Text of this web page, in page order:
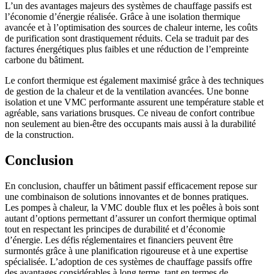
L’un des avantages majeurs des systèmes de chauffage passifs est
l’économie d’énergie réalisée. Grâce à une isolation thermique
avancée et à l’optimisation des sources de chaleur interne, les coûts
de purification sont drastiquement réduits. Cela se traduit par des
factures énergétiques plus faibles et une réduction de l’empreinte
carbone du bâtiment.
Le confort thermique est également maximisé grâce à des techniques
de gestion de la chaleur et de la ventilation avancées. Une bonne
isolation et une VMC performante assurent une température stable et
agréable, sans variations brusques. Ce niveau de confort contribue
non seulement au bien-être des occupants mais aussi à la durabilité
de la construction.
Conclusion
En conclusion, chauffer un bâtiment passif efficacement repose sur
une combinaison de solutions innovantes et de bonnes pratiques.
Les pompes à chaleur, la VMC double flux et les poêles à bois sont
autant d’options permettant d’assurer un confort thermique optimal
tout en respectant les principes de durabilité et d’économie
d’énergie. Les défis réglementaires et financiers peuvent être
surmontés grâce à une planification rigoureuse et à une expertise
spécialisée. L’adoption de ces systèmes de chauffage passifs offre